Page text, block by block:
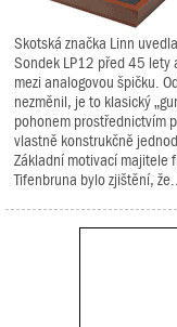
Skotská značka Linn
Sondek LP12 před 45 lety
mezi analogovou špičku.
nezměnil, je to klasický
pohonem prostřednictvím
vlastně konstrukčně
Základní motivací majitele
Tifenbruna bylo zjištění, že...